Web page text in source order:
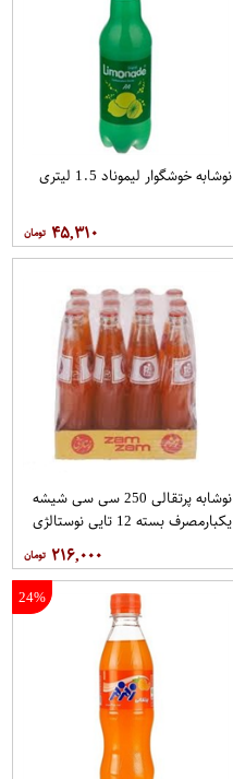
نوشابه خوشگوار لیموناد 1.5 لیتری
۴۵,۳۱۰
نوشابه پرتقالی 250 سی سی شیشه
یکبارمصرف بسته 12 تایی نوستالژی
۲۱۶,۰۰۰
24%